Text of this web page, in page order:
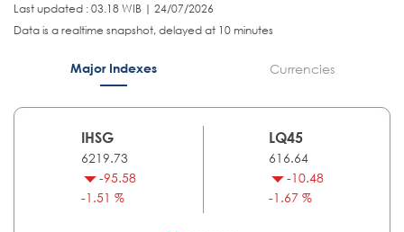
Last updated : 03.18 WIB | 24/07/2026
Data is a realtime snapshot, delayed at 10 minutes
Major Indexes Currencies
IHSG
6219.73
-95.58
-1.51 %
LQ45
616.64
-10.48
-1.67 %